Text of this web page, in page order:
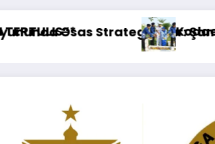
Jaya, Kenang Jasa
Raharja Dampingi Wamenhub